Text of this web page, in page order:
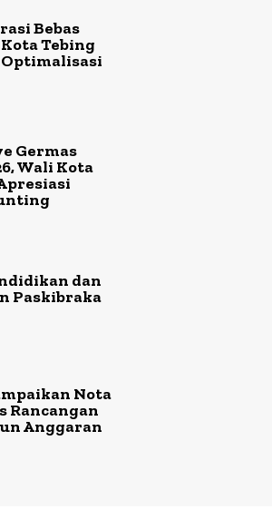
Bebas
Tebing
Germas
Wali Kota
dan
Paskibraka
Nota
Rancangan
Anggaran